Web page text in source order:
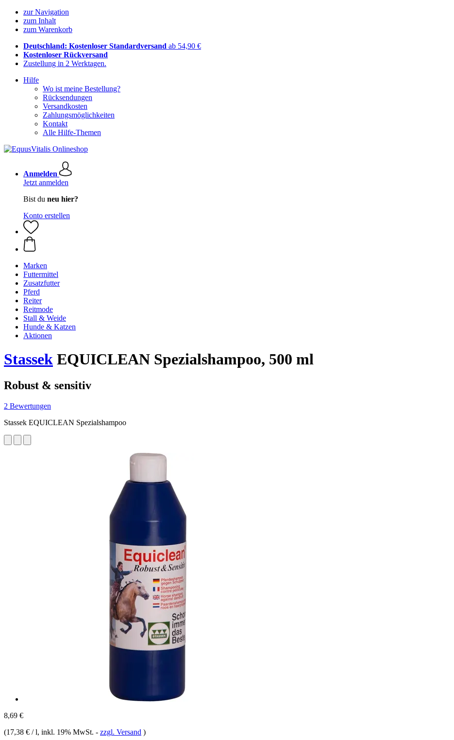
zur Navigation
zum Inhalt
zum Warenkorb
Deutschland: Kostenloser Standardversand ab 54,90 €
Kostenloser Rückversand
Zustellung in 2 Werktagen.
Hilfe
Wo ist meine Bestellung?
Rücksendungen
Versandkosten
Zahlungsmöglichkeiten
Kontakt
Alle Hilfe-Themen
Anmelden
Jetzt anmelden
Bist du neu hier?
Konto erstellen
Marken
Futtermittel
Zusatzfutter
Pferd
Reiter
Reitmode
Stall & Weide
Hunde & Katzen
Aktionen
Stassek EQUICLEAN Spezialshampoo, 500 ml
Robust & sensitiv
2 Bewertungen
Stassek EQUICLEAN Spezialshampoo
8,69 €
(17,38 € / l, inkl. 19% MwSt. - zzgl. Versand )